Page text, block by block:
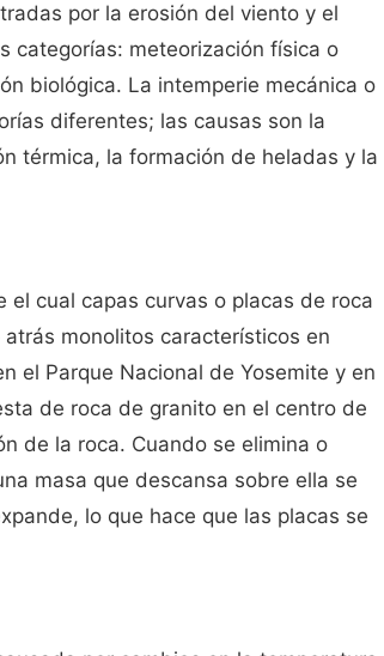
por la erosión del viento y el
categorías: meteorización física o
biológica. La intemperie mecánica o
diferentes; las causas son la
térmica, la formación de heladas y la
cual capas curvas o placas de roca
monolitos característicos en
el Parque Nacional de Yosemite y en
de roca de granito en el centro de
de la roca. Cuando se elimina o
masa que descansa sobre ella se
lo que hace que las placas se